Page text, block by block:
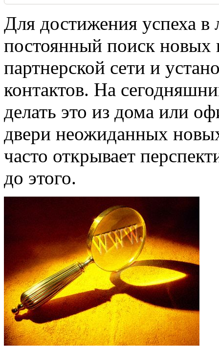
Для достижения успеха
постоянный поиск новых
партнерской сети и
контактов. На
делать это из дома или
двери неожиданных
часто открывает
до этого.